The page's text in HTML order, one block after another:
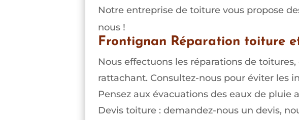
Notre entreprise de toiture vous propose
nous !
Frontignan Réparation toiture
Nous effectuons les réparations de
rattachant. Consultez-nous pour éviter les
Pensez aux évacuations des eaux de
Devis toiture : demandez-nous un devis,